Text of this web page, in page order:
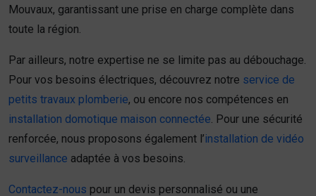
Mouvaux, garantissant une prise en charge complète dans
toute la région.
Par ailleurs, notre expertise ne se limite pas au débouchage.
Pour vos besoins électriques, découvrez notre service de
petits travaux plomberie, ou encore nos compétences en
installation domotique maison connectée . Pour une sécurité
renforcée, nous proposons également l’installation de vidéo
surveillance adaptée à vos besoins.
Contactez-nous pour un devis personnalisé ou une